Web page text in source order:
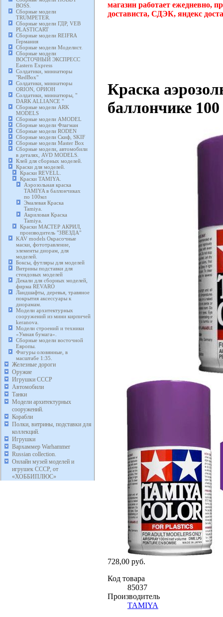
BOSS.
Сборные модели
TRUMPETER.
Сборные модели ГДР, VEB
PLASTICART
Сборные модели REIFRA
Германия
Сборные модели Моделист.
Сборные модели
ВОСТОЧНЫЙ ЭКСПРЕСС
Eastern Express
Солдатики, миниатюры
"RedBox"
Солдатики, миниатюры
ORION, ОРИОН
Солдатики, миниатюры, "
DARK ALLIANCE "
Сборные модели ARK
MODELS
Сборные модели AMODEL
Сборные модели Флагман
Сборные модели RODEN
Сборные модели Скиф, SKIF
Сборные модели Master Box
Сборные модели, автомобили
в деталях, AVD MODELS.
Клей для сборных моделей.
Краски для моделей.
Краски REVELL.
Краски TAMIYA.
Аэрозольная краска
TAMIYA в баллончиках
по 100мл
Эмалевая Краска
Tamiya.
Акриловая Краска
Tamiya.
Краски МАСТЕР АКРИЛ,
производитель "ЗВЕЗДА"
KAV models Окрасочные
маски, фототравление,
элементы диорам, для
моделей.
Боксы, футляры для моделей
Витрины подставки для
стендовых моделей
Декали для сборных моделей,
фирма REVARO
Ландшафты, деревья, травяное
покрытия аксессуары к
диорамам.
Модели архитектурных
сооружений из мини кирпичей
keranova.
Модели строений и техники
«Умная бумага».
Сборные модели восточной
Европы.
Фигуры оловянные, в
масштабе 1:35.
Железные дороги
Оружие
Игрушки СССР
Автомобили
Танки
Модели архитектурных
сооружений.
Корабли
Полки, витрины, подставки для
коллекций.
Игрушки
Вархаммер Warhammer
Russian collection.
Онлайн музей моделей и
игрушек СССР, от
«ХОББИПЛЮС»
магазин работает ежедневно,
достависта, СДЭК, яндекс
Краска
баллончике
728,00 руб.
Код товара
85037
Производитель
TAMIYA